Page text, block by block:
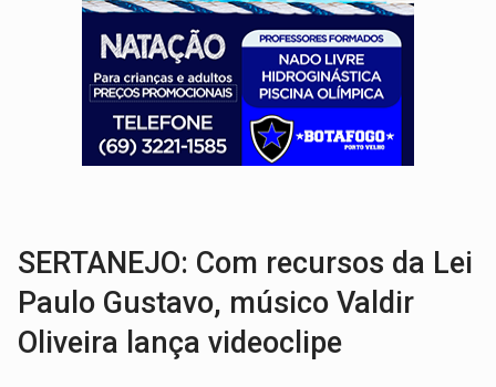
Moradores denunciam escuridão e insegurança na
COLIGAÇÃO: Reabertura de ação no TSE pode resultar em cassação de prefeita
INCLUSÃO: APAE Porto Velho abre inscrições para
CLUBE DOS R$ 00,00:21 candidatos declaram patrimônio zero em Rondônia
SERTANEJO: Com recursos da Lei
Paulo Gustavo, músico Valdir
Oliveira lança videoclipe